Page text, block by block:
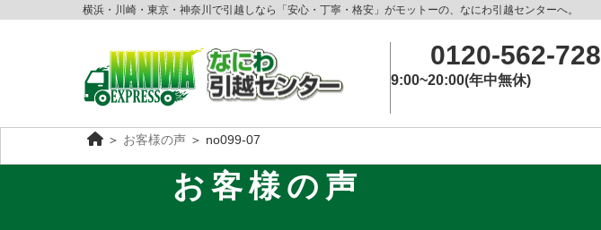
横浜・川崎・東京・神奈川で引越しなら「安心・丁寧・格安」がモットーの、なにわ引越センターへ。
0120-562-728
9:00~20:00(年中無休)
＞ お客様の声 ＞ no099-07
お客様の声